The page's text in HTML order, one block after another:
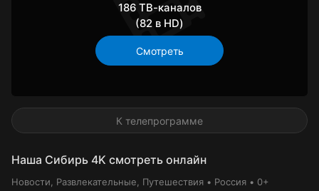
186 ТВ-каналов
(82 в HD)
Смотреть
К телепрограмме
Наша Сибирь 4K смотреть онлайн
Новости , Развлекательные , Путешествия Россия 0+